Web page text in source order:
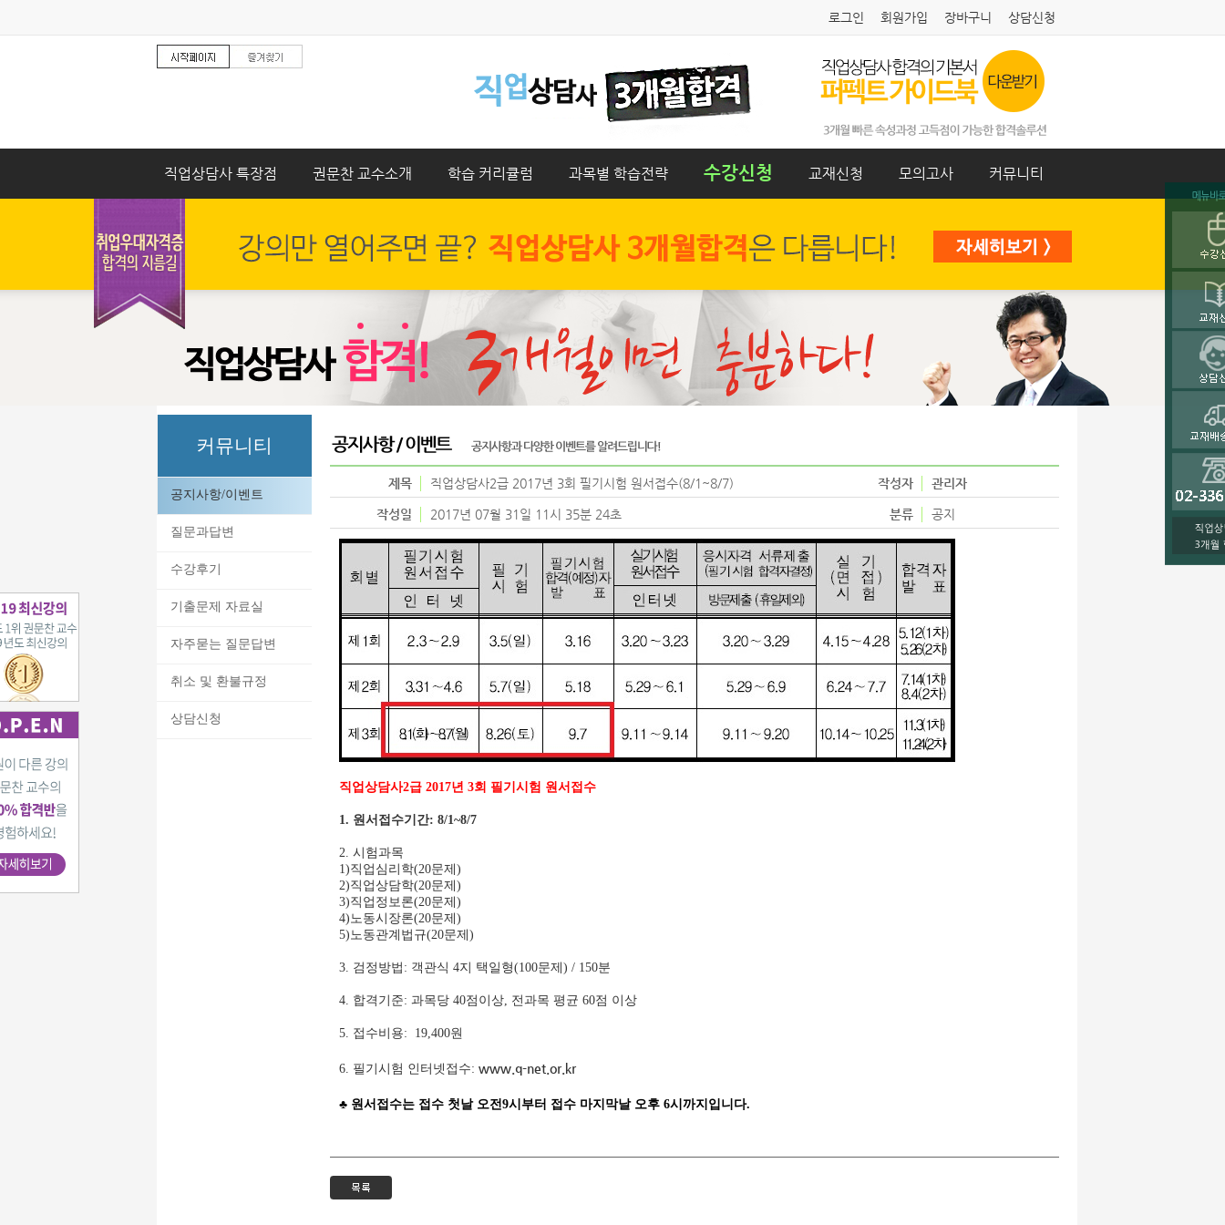
로그인 회원가입 장바구니 상담신청
직업상담사 특장점 권문찬 교수소개 학습 커리큘럼 과목별 학습전략 수강신청 교재신청 모의고사 커뮤니티
커뮤니티
공지사항/이벤트
질문과답변
수강후기
기출문제 자료실
자주묻는 질문답변
취소 및 환불규정
상담신청
제목 직업상담사2급 2017년 3회 필기시험 원서접수(8/1~8/7) 작성자 관리자
작성일 2017년 07월 31일 11시 35분 24초 분류 공지
직업상담사2급 2017년 3회 필기시험 원서접수
1. 원서접수기간: 8/1~8/7
2. 시험과목
1)직업심리학(20문제)
2)직업상담학(20문제)
3)직업정보론(20문제)
4)노동시장론(20문제)
5)노동관계법규(20문제)
3. 검정방법: 객관식 4지 택일형(100문제) / 150분
4. 합격기준: 과목당 40점이상, 전과목 평균 60점 이상
5. 접수비용: 19,400원
6. 필기시험 인터넷접수: www.q-net.or.kr
♣ 원서접수는 접수 첫날 오전9시부터 접수 마지막날 오후 6시까지입니다.